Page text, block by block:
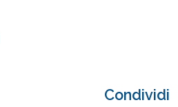
Condividi